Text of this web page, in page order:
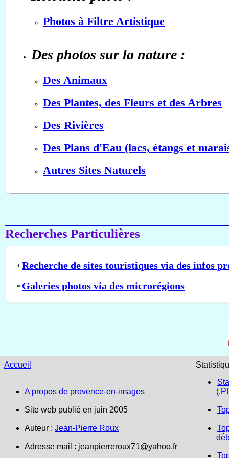
Photos à Filtre Artistique
Des photos sur la nature :
Des Animaux
Des Plantes, des Fleurs et des Arbres
Des Rivières
Des Plans d'Eau (lacs, étangs et
Autres Sites Naturels
Recherches Particulières
* Recherche de sites touristiques via des infos
* Galeries photos via des microrégions
Accueil
A propos de provence-en-images
Site web publié en juin 2005
Auteur : Jean-Pierre Roux
Adresse mail : jeanpierreroux71@yahoo.fr